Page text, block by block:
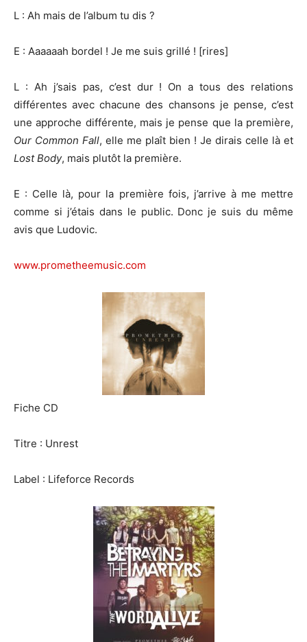
L : Ah mais de l’album tu dis ?
E : Aaaaaah bordel ! Je me suis grillé ! [rires]
L : Ah j’sais pas, c’est dur ! On a tous des relations
différentes avec chacune des chansons je pense, c’est
une approche différente, mais je pense que la première,
Our Common Fall, elle me plaît bien ! Je dirais celle là et
Lost Body, mais plutôt la première.
E : Celle là, pour la première fois, j’arrive à me mettre
comme si j’étais dans le public. Donc je suis du même
avis que Ludovic.
www.prometheemusic.com
Fiche CD
Titre : Unrest
Label : Lifeforce Records